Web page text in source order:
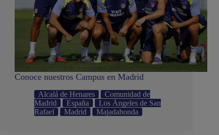
Conoce nuestros Campus en Madrid
Alcalá de Henares
Comunidad de
Madrid
España
Los Ángeles de San
Rafael
Madrid Majadahonda